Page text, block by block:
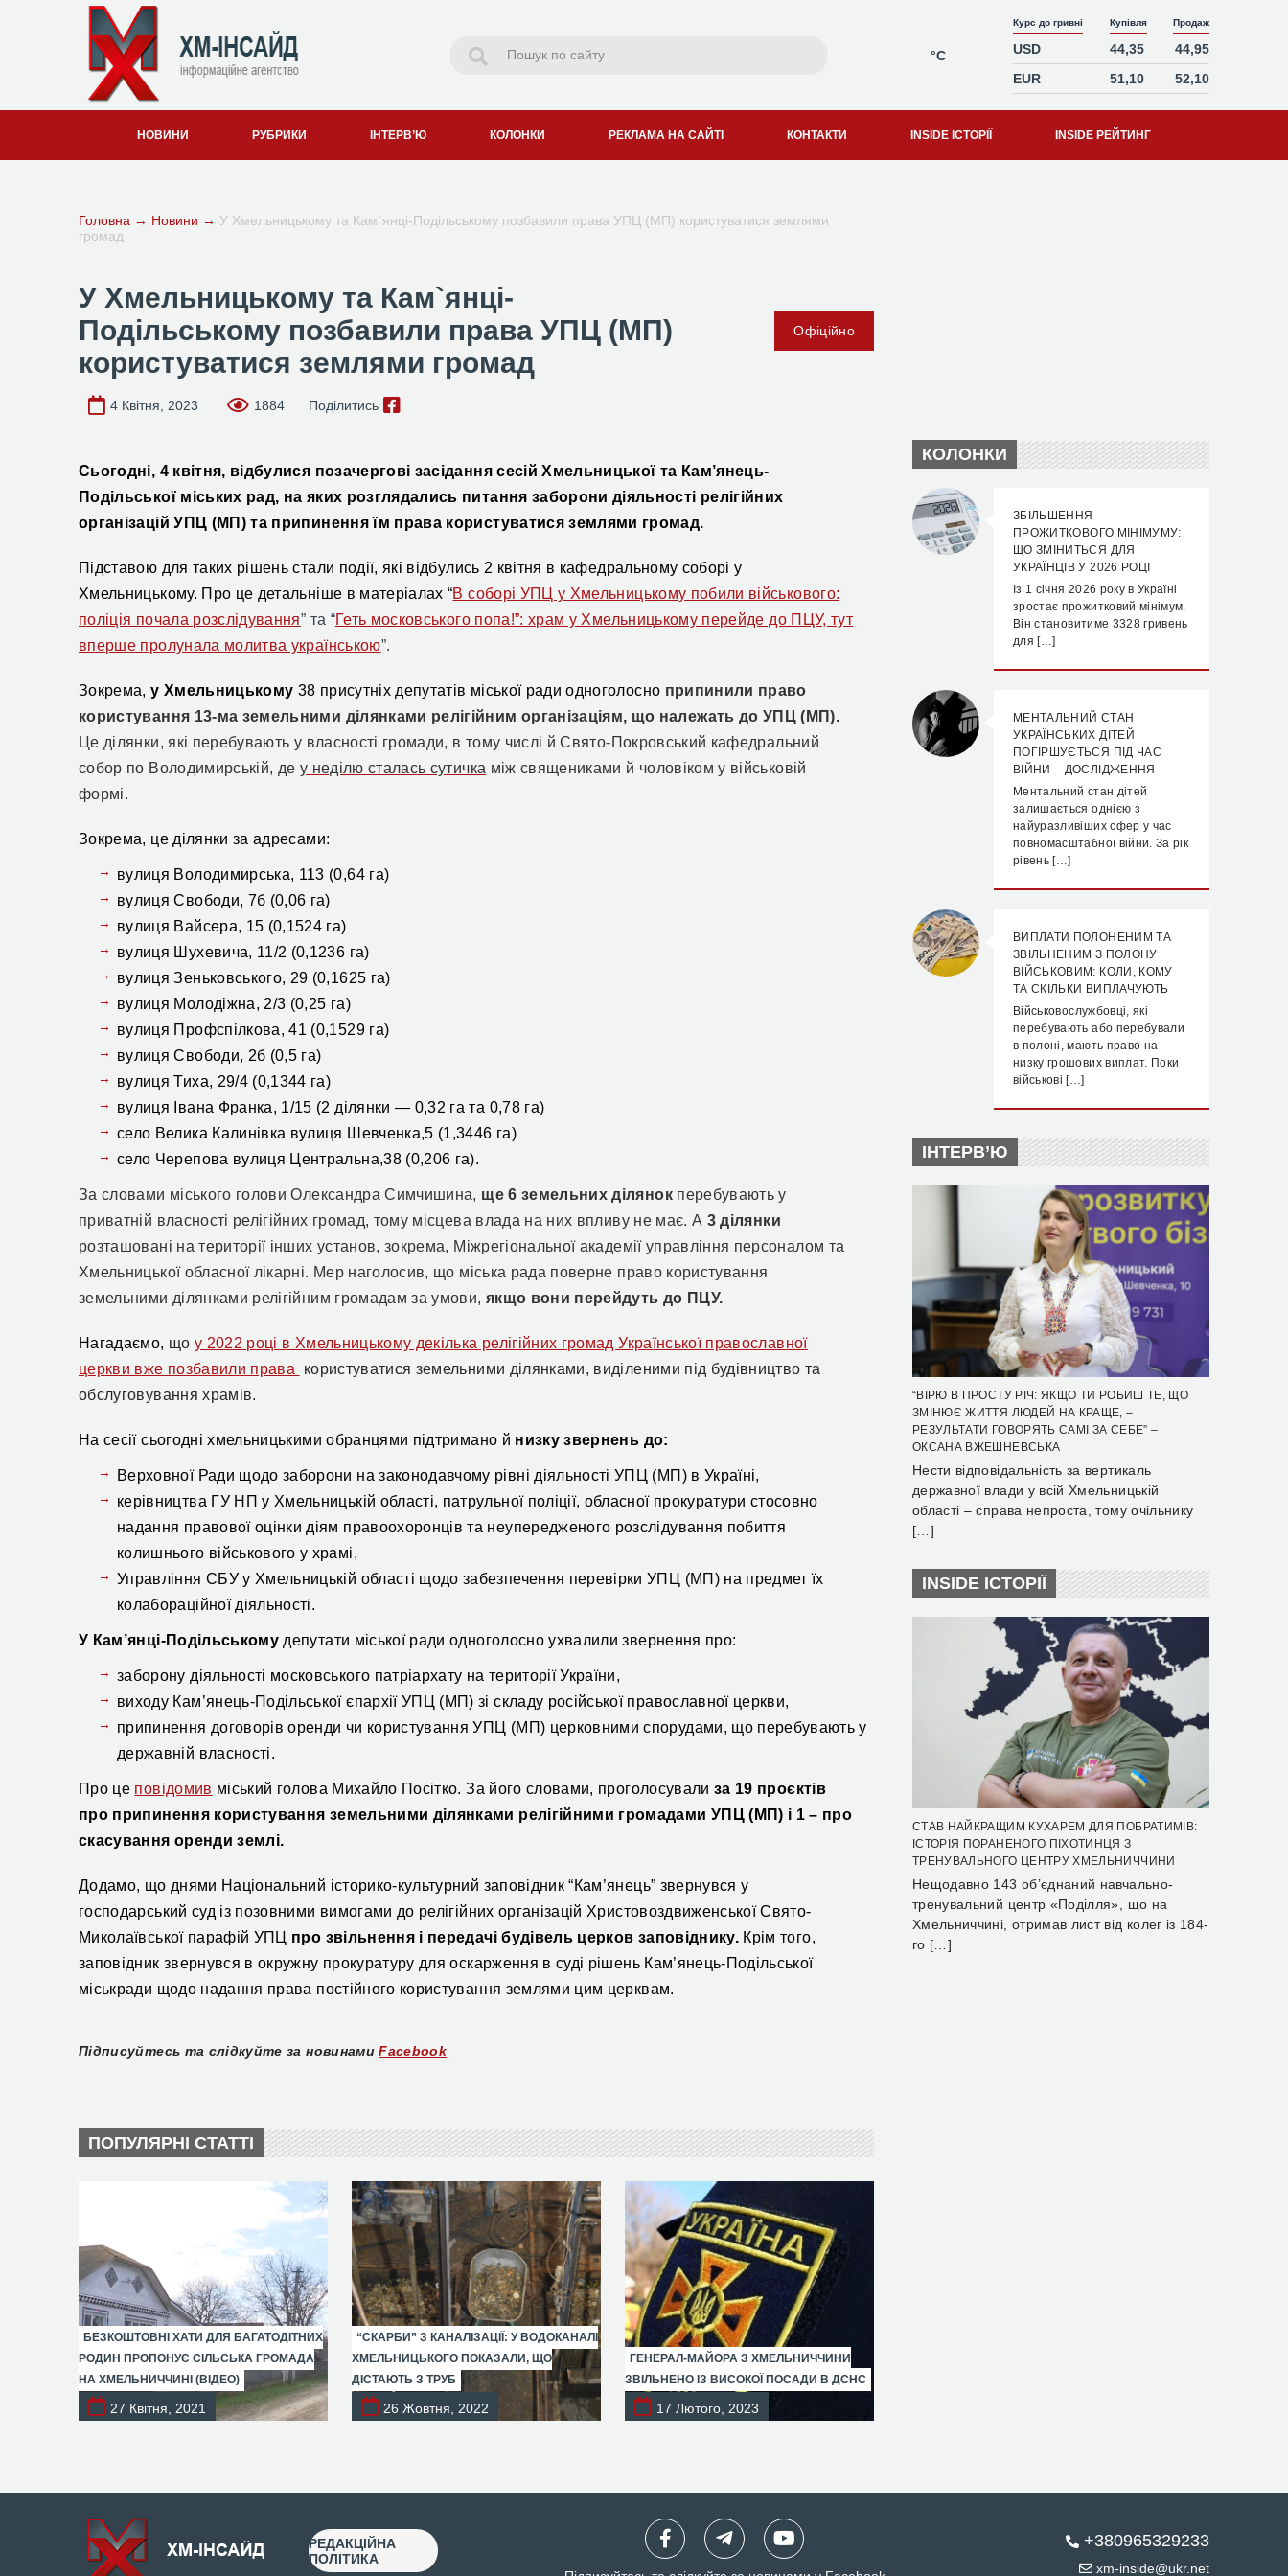
°C
Курс до гривні Купівля Продаж
USD 44,35
44,95
EUR
51,10 52,10
НОВИНИ РУБРИКИ ІНТЕРВ’Ю КОЛОНКИ РЕКЛАМА НА САЙТІ КОНТАКТИ INSIDE ІСТОРІЇ INSIDE РЕЙТИНГ
Головна → Новини → У Хмельницькому та Кам`янці-Подільському позбавили права УПЦ (МП) користуватися землями
громад
У Хмельницькому та Кам`янці-
Подільському позбавили права УПЦ (МП)
користуватися землями громад
Офіційно
4 Квітня, 2023 1884 Поділитись
Сьогодні, 4 квітня, відбулися позачергові засідання сесій Хмельницької та Кам’янець-
Подільської міських рад, на яких розглядались питання заборони діяльності релігійних
організацій УПЦ (МП) та припинення їм права користуватися землями громад.
Підставою для таких рішень стали події, які відбулись 2 квітня в кафедральному соборі у
Хмельницькому. Про це детальніше в матеріалах “В соборі УПЦ у Хмельницькому побили військового:
поліція почала розслідування” та “Геть московського попа!”: храм у Хмельницькому перейде до ПЦУ, тут
вперше пролунала молитва українською”.
Зокрема,у Хмельницькому 38 присутніх депутатів міської ради одноголосно припинили право
користування 13-ма земельними ділянками релігійним організаціям, що належать до УПЦ (МП).
Це ділянки, які перебувають у власності громади, в тому числі йСвято-Покровський кафедральний
собор по Володимирській, де у неділю сталась сутичка між священиками й чоловіком у військовій
формі.
Зокрема, це ділянки за адресами:
вулиця Володимирська, 113 (0,64 га)
вулицяСвободи, 7б (0,06 га)
вулиця Вайсера, 15 (0,1524 га)
вулиця Шухевича, 11/2 (0,1236 га)
вулицяЗеньковського, 29 (0,1625 га)
вулиця Молодіжна, 2/3 (0,25 га)
вулиця Профспілкова, 41 (0,1529 га)
вулицяСвободи, 2б (0,5 га)
вулицяТиха, 29/4 (0,1344 га)
вулиця
Івана Франка, 1/15 (2 ділянки — 0,32 га та 0,78 га)
село Велика Калинівка вулиця Шевченка,5 (1,3446 га)
село Черепова вулиця Центральна,38 (0,206 га).
За словами міського голови Олександра Симчишина, ще 6 земельних ділянокперебувають у
приватній власності релігійних громад, тому місцева влада на них впливу не має. А 3 ділянки
розташовані на території інших установ, зокрема, Міжрегіональної академії управління персоналом та
Хмельницької обласної лікарні. Мер наголосив, що міська рада поверне право користування
земельними ділянками релігійним громадам за умови, якщо вони перейдуть до ПЦУ.
Нагадаємо, що у 2022 році в Хмельницькому декілька релігійних громад Української православної
церкви вже позбавили права
користуватися земельними ділянками, виділеними під будівництво та
обслуговування храмів.
На сесії сьогодні хмельницькими обранцями підтримано й низку звернень до:
Верховної Ради щодо заборони на законодавчому рівні діяльності УПЦ (МП) в Україні,
керівництва ГУ НП у Хмельницькій області, патрульної поліції, обласної прокуратури стосовно
надання правової оцінки діям правоохоронців та неупередженого розслідування побиття
колишнього військового у храмі,
Управління СБУ у Хмельницькій області щодо забезпечення перевірки УПЦ (МП) на предмет їх
колабораційної діяльності.
У Кам’янці-Подільському депутати міської ради одноголосно ухвалили звернення про:
заборону діяльності московського патріархату на території України,
виходу Кам’янець-Подільської єпархії УПЦ (МП) зі складу російської православної церкви,
припинення договорів оренди чи користування УПЦ (МП) церковними спорудами, що перебувають у
державній власності.
Про це повідомив міський голова Михайло Посітко. За його словами, проголосувализа 19 проєктів
про припинення користування земельними ділянками релігійними громадами УПЦ (МП) і 1 – про
скасування оренди землі.
Додамо, що днями Національний історико-культурний заповідник “Кам’янець” звернувся у
господарський суд із позовними вимогами до релігійних організацій Христовоздвиженської Свято-
Миколаївської парафій УПЦ про звільнення і передачі будівель церков заповіднику. Крім того,
заповідник звернувся в окружну прокуратуру для оскарження в суді рішень Кам’янець-Подільської
міськради щодо надання права постійного користування землями цим церквам.
Підписуйтесь та слідкуйте за новинами Facebook
ПОПУЛЯРНІ СТАТТІ
БЕЗКОШТОВНІ ХАТИ ДЛЯ БАГАТОДІТНИХ
РОДИН ПРОПОНУЄ СІЛЬСЬКА ГРОМАДА
НА ХМЕЛЬНИЧЧИНІ (ВІДЕО)
27 Квітня, 2021
“СКАРБИ” З КАНАЛІЗАЦІЇ: У ВОДОКАНАЛІ
ХМЕЛЬНИЦЬКОГО ПОКАЗАЛИ, ЩО
ДІСТАЮТЬ З ТРУБ
26 Жовтня, 2022
ГЕНЕРАЛ-МАЙОРА З ХМЕЛЬНИЧЧИНИ
ЗВІЛЬНЕНО ІЗ ВИСОКОЇ ПОСАДИ В ДСНС
17 Лютого, 2023
КОЛОНКИ
ЗБІЛЬШЕННЯ
ПРОЖИТКОВОГО МІНІМУМУ:
ЩО ЗМІНИТЬСЯ ДЛЯ
УКРАЇНЦІВ У 2026 РОЦІ
Із 1 січня 2026 року в Україні
зростає прожитковий мінімум.
Він становитиме 3328 гривень
для […]
МЕНТАЛЬНИЙ СТАН
УКРАЇНСЬКИХ ДІТЕЙ
ПОГІРШУЄТЬСЯ ПІД ЧАС
ВІЙНИ – ДОСЛІДЖЕННЯ
Ментальний стан дітей
залишається однією з
найуразливіших сфер у час
повномасштабної війни. За рік
рівень […]
ВИПЛАТИ ПОЛОНЕНИМ ТА
ЗВІЛЬНЕНИМ З ПОЛОНУ
ВІЙСЬКОВИМ: КОЛИ, КОМУ
ТА СКІЛЬКИ ВИПЛАЧУЮТЬ
Військовослужбовці, які
перебувають або перебували
в полоні, мають право на
низку грошових виплат. Поки
військові […]
ІНТЕРВ’Ю
“ВІРЮ В ПРОСТУ РІЧ: ЯКЩО ТИ РОБИШ ТЕ, ЩО
ЗМІНЮЄ ЖИТТЯ ЛЮДЕЙ НА КРАЩЕ, –
РЕЗУЛЬТАТИ ГОВОРЯТЬ САМІ ЗА СЕБЕ” –
ОКСАНА ВЖЕШНЕВСЬКА
Нести відповідальність за вертикаль
державної влади у всій Хмельницькій
області – справа непроста, тому очільнику
[…]
INSIDE ІСТОРІЇ
СТАВ НАЙКРАЩИМ КУХАРЕМ ДЛЯ ПОБРАТИМІВ:
ІСТОРІЯ ПОРАНЕНОГО ПІХОТИНЦЯ З
ТРЕНУВАЛЬНОГО ЦЕНТРУ ХМЕЛЬНИЧЧИНИ
Нещодавно 143 об’єднаний навчально-
тренувальний центр «Поділля», що на
Хмельниччині, отримав лист від колег із 184-
го […]
РЕДАКЦІЙНА
ПОЛІТИКА
+380965329233
xm-inside@ukr.net